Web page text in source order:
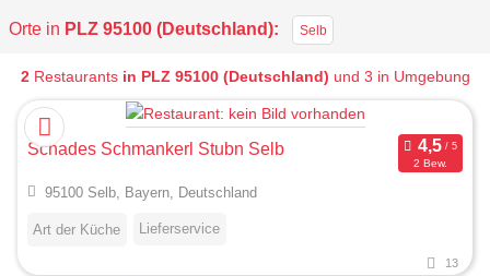
Orte in PLZ 95100 (Deutschland): Selb
2Restaurants in PLZ 95100 (Deutschland) und 3 in Umgebung
Schades Schmankerl Stubn Selb
2 Bew.
95100 Selb, Bayern, Deutschland
Art der Küche Lieferservice
13